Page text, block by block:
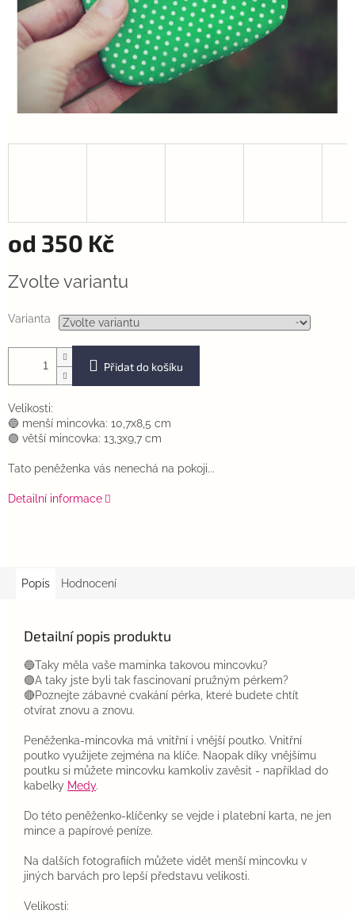
od 350 Kč
cena:
Zvolte variantu
Varianta
Přidat do košíku
Velikosti:
🔵 menší mincovka: 10,7x8,5 cm
🟣 větší mincovka: 13,3x9,7 cm
Tato peněženka vás nenechá na pokoji...
Detailní informace
Popis Hodnocení
Detailní popis produktu
🔵Taky měla vaše maminka takovou mincovku?
🟣A taky jste byli tak fascinovaní pružným pérkem?
🔴Poznejte zábavné cvakání pérka, které budete chtít
otvírat znovu a znovu.
Peněženka-mincovka má vnitřní i vnější poutko. Vnitřní
poutko využijete zejména na klíče. Naopak díky vnějšímu
poutku si můžete mincovku kamkoliv zavěsit - například do
kabelky Medy.
Do této peněženko-klíčenky se vejde i platební karta, ne jen
mince a papírové peníze.
Na dalších fotografiích můžete vidět menší mincovku v
jiných barvách pro lepší představu velikosti.
Velikosti: